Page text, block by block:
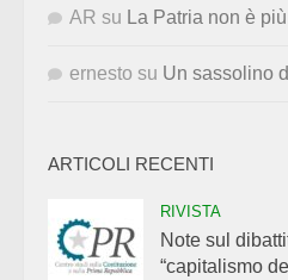
AR su La Patria non è
ernesto su Un sassolino
ARTICOLI RECENTI
RIVISTA
Note sul
“capitalismo